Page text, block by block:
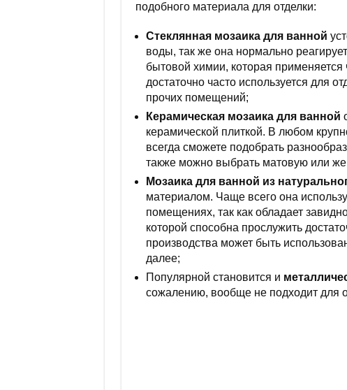
подобного материала для отделки:
Стеклянная мозаика для ванной
воды, так же она нормально
бытовой химии, которая
достаточно часто используется для
прочих помещений;
Керамическая мозаика для ванной
керамической плиткой. В любом
всегда сможете подобрать
также можно выбрать матовую или же
Мозаика для ванной из
материалом. Чаще всего она
помещениях, так как обладает
которой способна прослужить
производства может быть
далее;
Популярной становится и
сожалению, вообще не подходит для